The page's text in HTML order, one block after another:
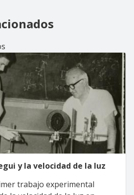
y la velocidad de la luz
trabajo experimental